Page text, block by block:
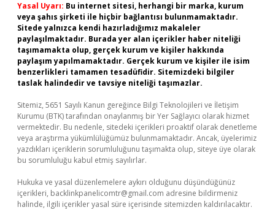
Yasal Uyarı: Bu internet sitesi, herhangi bir marka, kurum
veya şahıs şirketi ile hiçbir bağlantısı bulunmamaktadır.
Sitede yalnızca kendi hazırladığımız makaleler
paylaşılmaktadır. Burada yer alan içerikler haber niteliği
taşımamakta olup, gerçek kurum ve kişiler hakkında
paylaşım yapılmamaktadır. Gerçek kurum ve kişiler ile isim
benzerlikleri tamamen tesadüfidir. Sitemizdeki bilgiler
taslak halindedir ve tavsiye niteliği taşımazlar.
Sitemiz, 5651 Sayılı Kanun gereğince Bilgi Teknolojileri ve İletişim
Kurumu (BTK) tarafından onaylanmış bir Yer Sağlayıcı olarak hizmet
vermektedir. Bu nedenle, sitedeki içerikleri proaktif olarak denetleme
veya araştırma yükümlülüğümüz bulunmamaktadır. Ancak, üyelerimiz
yazdıkları içeriklerin sorumluluğunu taşımakta olup, siteye üye olarak
bu sorumluluğu kabul etmiş sayılırlar.
Hukuka ve yasal düzenlemelere aykırı olduğunu düşündüğünüz
içerikleri, backlinkpanelicomtr@gmail.com adresine bildirmeniz
halinde, ilgili içerikler yasal süre içerisinde sitemizden kaldırılacaktır.